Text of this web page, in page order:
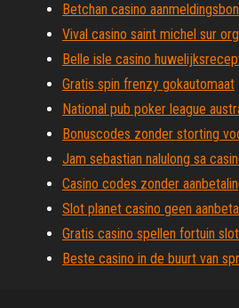
Betchan casino
Vival casino saint michel sur
Belle isle casino
Gratis spin frenzy gokautomaat
National pub poker league
Bonuscodes zonder storting
Jam sebastian nalulong sa
Casino codes zonder
Slot planet casino geen
Gratis casino spellen fortuin slot
Beste casino in de buurt van